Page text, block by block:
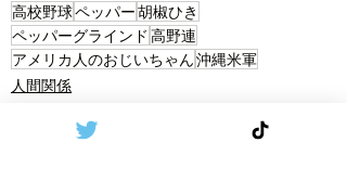
高校野球ペッパー胡椒ひき
ペッパーグラインド 高野連
アメリカ人のおじいちゃん沖縄米軍
人間関係